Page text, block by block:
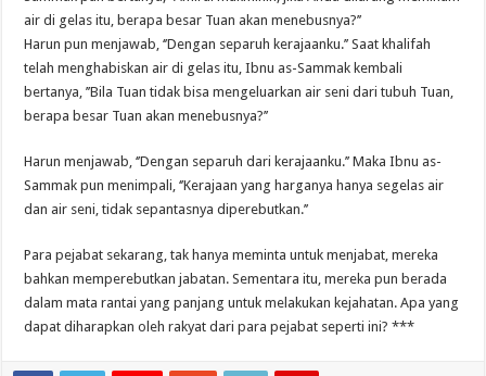
air di gelas itu, berapa besar Tuan akan menebusnya?’’
Harun pun menjawab, ‘’Dengan separuh kerajaanku.’’ Saat khalifah
telah menghabiskan air di gelas itu, Ibnu as-Sammak kembali
bertanya, ’’Bila Tuan tidak bisa mengeluarkan air seni dari tubuh Tuan,
berapa besar Tuan akan menebusnya?’’
Harun menjawab, ‘’Dengan separuh dari kerajaanku.’’ Maka Ibnu as-
Sammak pun menimpali, ‘’Kerajaan yang harganya hanya segelas air
dan air seni, tidak sepantasnya diperebutkan.’’
Para pejabat sekarang, tak hanya meminta untuk menjabat, mereka
bahkan memperebutkan jabatan. Sementara itu, mereka pun berada
dalam mata rantai yang panjang untuk melakukan kejahatan. Apa yang
dapat diharapkan oleh rakyat dari para pejabat seperti ini? ***